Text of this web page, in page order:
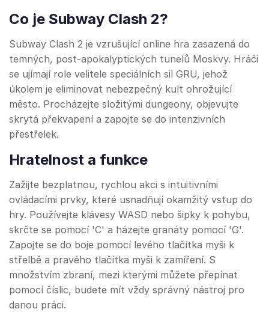
Co je Subway Clash 2?
Subway Clash 2 je vzrušující online hra zasazená do
temných, post-apokalyptických tunelů Moskvy. Hráči
se ujímají role velitele speciálních sil GRU, jehož
úkolem je eliminovat nebezpečný kult ohrožující
město. Procházejte složitými dungeony, objevujte
skrytá překvapení a zapojte se do intenzivních
přestřelek.
Hratelnost a funkce
Zažijte bezplatnou, rychlou akci s intuitivními
ovládacími prvky, které usnadňují okamžitý vstup do
hry. Používejte klávesy WASD nebo šipky k pohybu,
skrčte se pomocí 'C' a házejte granáty pomocí 'G'.
Zapojte se do boje pomocí levého tlačítka myši k
střelbě a pravého tlačítka myši k zamíření. S
množstvím zbraní, mezi kterými můžete přepínat
pomocí číslic, budete mít vždy správný nástroj pro
danou práci.